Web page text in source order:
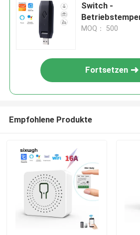
Switch -
40C
MOQ： 500
Fortsetzen
Empfohlene Produkte